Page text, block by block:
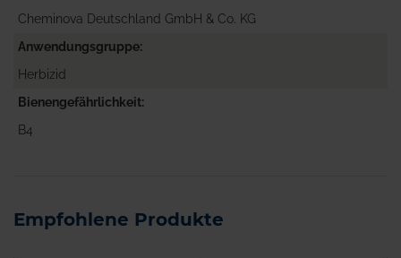
Cheminova Deutschland GmbH & Co. KG
Anwendungsgruppe
Herbizid
Bienengefährlichkeit
B4
Empfohlene Produkte